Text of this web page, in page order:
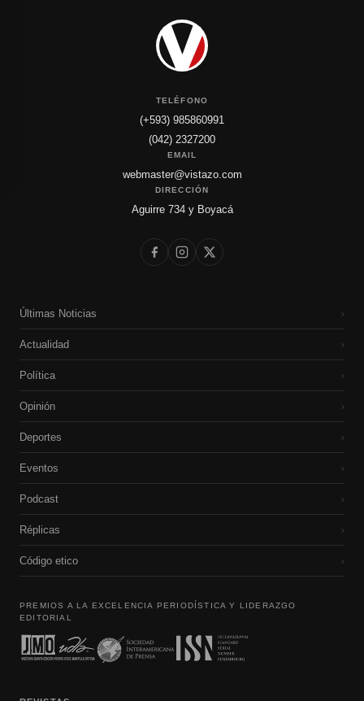
TELÉFONO
(+593) 985860991
(042) 2327200
EMAIL
webmaster@vistazo.com
DIRECCIÓN
Aguirre 734 y Boyacá
Últimas Noticias ›
Actualidad ›
Política ›
Opinión ›
Deportes ›
Eventos ›
Podcast ›
Réplicas ›
Código etico ›
PREMIOS A LA EXCELENCIA PERIODÍSTICA Y LIDERAZGO
EDITORIAL